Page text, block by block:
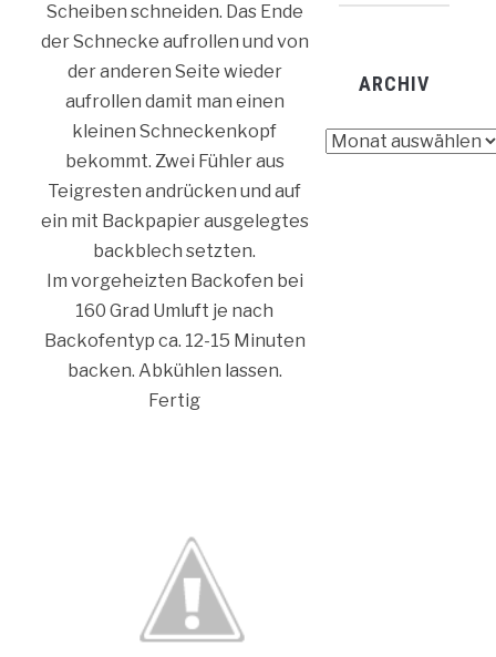
Scheiben schneiden. Das Ende
der Schnecke aufrollen und von
der anderen Seite wieder
aufrollen damit man einen
kleinen Schneckenkopf
bekommt. Zwei Fühler aus
Teigresten andrücken und auf
ein mit Backpapier ausgelegtes
backblech setzten.
Im vorgeheizten Backofen bei
160 Grad Umluft je nach
Backofentyp ca. 12-15 Minuten
backen. Abkühlen lassen.
Fertig
ARCHIV
Archiv